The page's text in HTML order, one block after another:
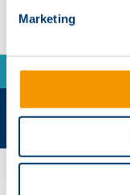
Marketing